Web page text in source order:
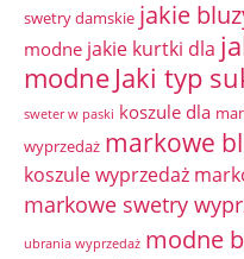
swetry damskie jakie
modne jakie kurtki dla
modneJaki typ
sweter w paski koszule dla
wyprzedaż markowe
koszule wyprzedaż
markowe swetry
ubrania wyprzedaż modne